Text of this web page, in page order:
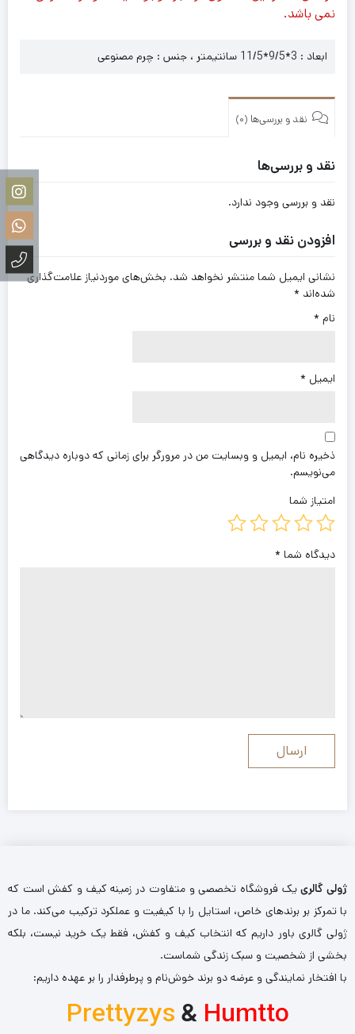
نمی باشد.
ابعاد : 3*9/5*11/5 سانتیمتر ، جنس : چرم مصنوعی
نقد و بررسی‌ها (0)
نقد و بررسی‌ها
نقد و بررسی وجود ندارد.
افزودن نقد و بررسی
نشانی ایمیل شما منتشر نخواهد شد. بخش‌های موردنیاز علامت‌گذاری
شده‌اند *
نام *
ایمیل *
ذخیره نام، ایمیل و وبسایت من در مرورگر برای زمانی که دوباره دیدگاهی
می‌نویسم.
امتیاز شما
دیدگاه شما *
ژولی گالرییک فروشگاه تخصصی و متفاوت در زمینه کیف و کفش است که
با تمرکز بر برندهای خاص، استایل را با کیفیت و عملکرد ترکیب می‌کند. ما در
ژولی گالری باور داریم که انتخاب کیف و کفش، فقط یک خرید نیست، بلکه
بخشی از شخصیت و سبک زندگی شماست.
با افتخار نمایندگی و عرضه دو برند خوش‌نام و پرطرفدار را بر عهده داریم:
Prettyzys& Humtto